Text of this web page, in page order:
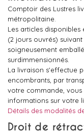
Comptoir des Lustres
métropolitaine.
Les articles
(2 jours ouvrés)
soigneusement
surdimmensionnés.
La livraison s'effectue
encombrants, par
votre commande,
informations sur votre
Détails des modalités
Droit de